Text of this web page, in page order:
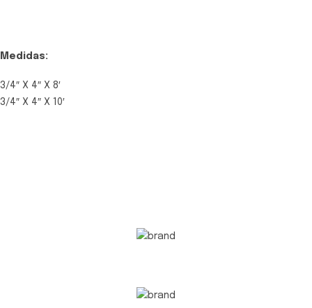
Medidas:
3/4″ X 4″ X 8′
3/4″ X 4″ X 10′